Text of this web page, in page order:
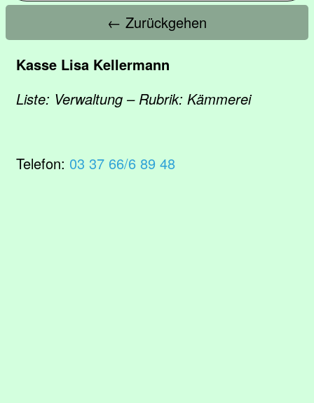
← Zurückgehen
Kasse Lisa Kellermann
Liste: Verwaltung – Rubrik: Kämmerei
Telefon: 03 37 66/6 89 48